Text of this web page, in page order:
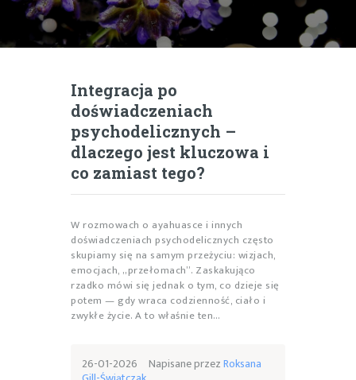
GALERIA
BLOG
BOOKSY
Integracja po
doświadczeniach
psychodelicznych –
dlaczego jest kluczowa i
co zamiast tego?
W rozmowach o ayahuasce i innych
doświadczeniach psychodelicznych często
skupiamy się na samym przeżyciu: wizjach,
emocjach, „przełomach”. Zaskakująco
rzadko mówi się jednak o tym, co dzieje się
potem — gdy wraca codzienność, ciało i
zwykłe życie. A to właśnie ten…
26-01-2026 Napisane przezRoksana